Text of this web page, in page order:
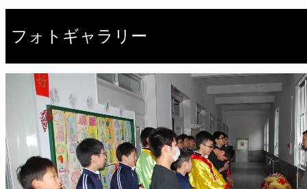
フォトギャラリー